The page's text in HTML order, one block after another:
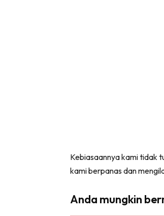
Kebiasaannya kami tidak
kami berpanas dan
Anda mungkin